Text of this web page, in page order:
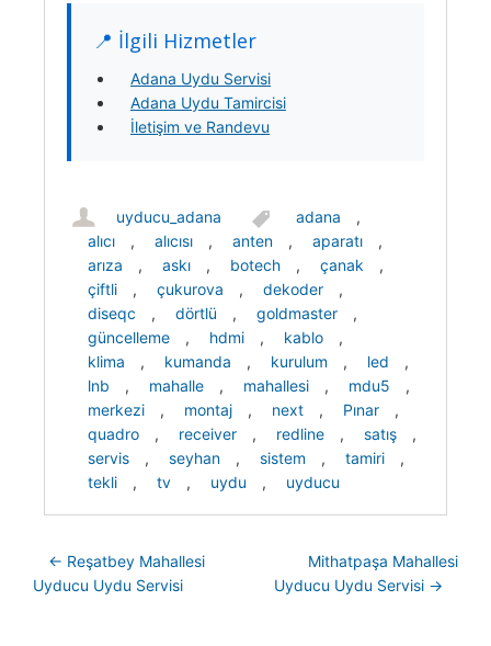
📍 İlgili Hizmetler
Adana Uydu Servisi
Adana Uydu Tamircisi
İletişim ve Randevu
uyducu_adana adana
,
alıcı
, alıcısı , anten , aparatı
,
arıza
, askı , botech , çanak
,
çiftli
, çukurova , dekoder
,
diseqc
, dörtlü , goldmaster
,
güncelleme
, hdmi , kablo
,
klima
, kumanda , kurulum , led
,
lnb
, mahalle , mahallesi , mdu5
,
merkezi
, montaj , next , Pınar
,
quadro
, receiver , redline , satış
,
servis
, seyhan , sistem , tamiri
,
tekli
, tv , uydu , uyducu
Post navigation
← Reşatbey Mahallesi
Uyducu Uydu Servisi
Mithatpaşa Mahallesi
Uyducu Uydu Servisi →